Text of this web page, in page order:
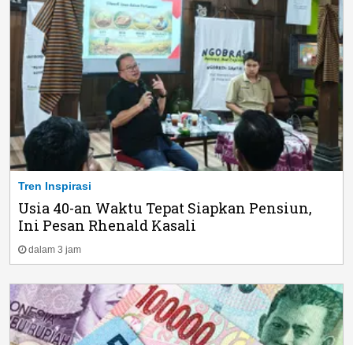
Tren Inspirasi
Usia 40-an Waktu Tepat Siapkan Pensiun,
Ini Pesan Rhenald Kasali
dalam 3 jam